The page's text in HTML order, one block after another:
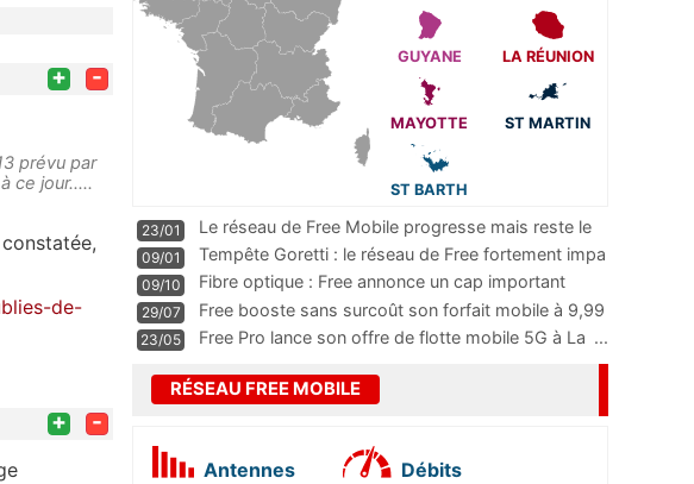
+ -
prévu par
ce jour.....
de-
+ -
GUYANE LA RÉUNION
MAYOTTE ST MARTIN
ST BARTH
23/01
Le réseau de Free Mobile progresse mais reste le
m
...
09/01
Tempête Goretti : le réseau de Free fortement impa
09/10
Fibre optique : Free annonce un cap important
pass
...
29/07
Free booste sans surcoût son forfait mobile à 9,99
23/05 Free Pro lance son offre de flotte mobile 5G à La ...
RÉSEAU FREE MOBILE
Antennes Débits